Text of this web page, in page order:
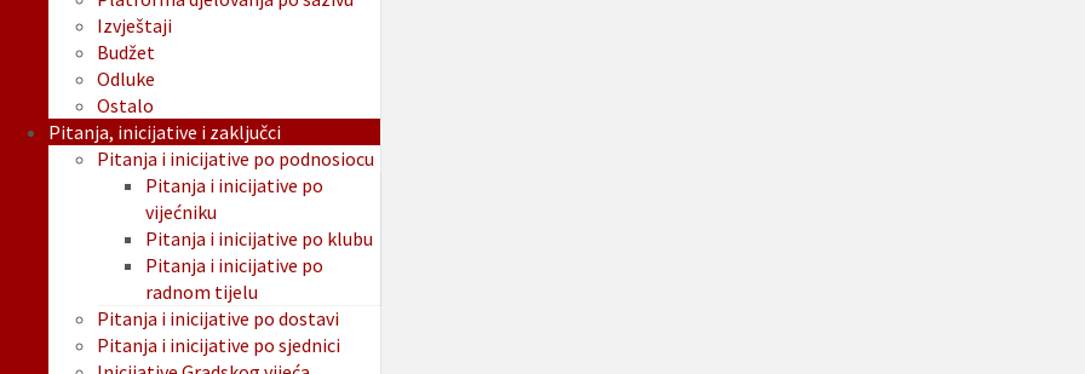
Izvještaji
Budžet
Odluke
Ostalo
Pitanja, inicijative i zaključci
Pitanja i inicijative po podnosiocu
Pitanja i inicijative po
vijećniku
Pitanja i inicijative po klubu
Pitanja i inicijative po
radnom tijelu
Pitanja i inicijative po dostavi
Pitanja i inicijative po sjednici